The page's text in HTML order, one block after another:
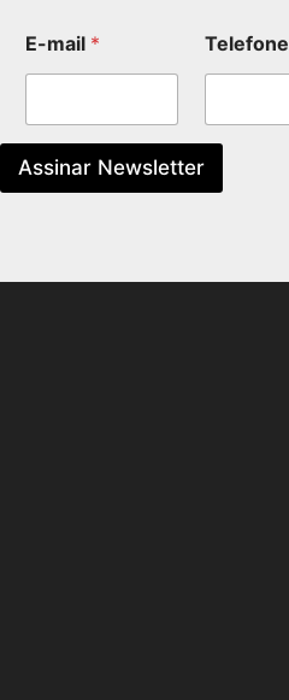
E-mail * Telefone
Assinar Newsletter